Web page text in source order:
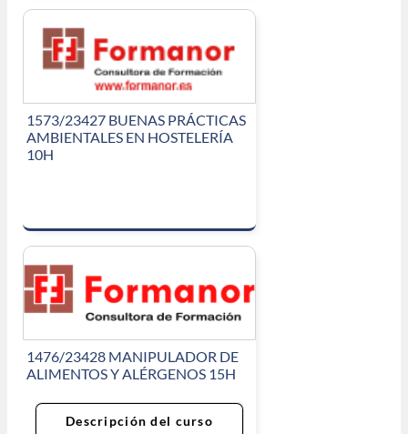
1573/23427 BUENAS PRÁCTICAS
AMBIENTALES EN HOSTELERÍA
10H
1476/23428 MANIPULADOR DE
ALIMENTOS Y ALÉRGENOS 15H
Descripción del curso